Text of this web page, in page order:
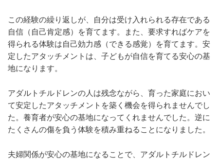
この経験の繰り返しが、自分は受け入れられる存在である
自信（自己肯定感）を育てます。また、要求すればケアを
得られる体験は自己効力感（できる感覚）を育てます。安
定したアタッチメントは、子どもが自信を育てる安心の基
地になります。
アダルトチルドレンの人は残念ながら、育った家庭におい
て安定したアタッチメントを築く機会を得られませんでし
た。養育者が安心の基地になってくれませんでした。逆に
たくさんの傷を負う体験を積み重ねることになりました。
夫婦関係が安心の基地になることで、アダルトチルドレン